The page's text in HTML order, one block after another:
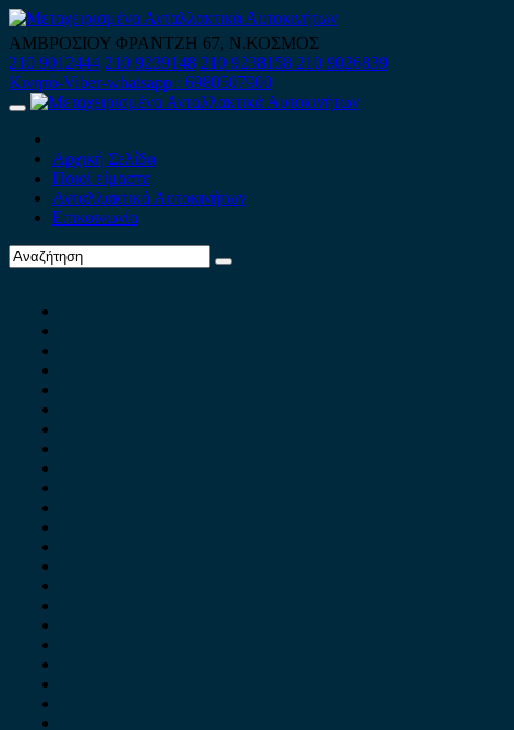
Skip
to
content
ΑΜΒΡΟΣΙΟΥ ΦΡΑΝΤΖΗ 67, Ν.ΚΟΣΜΟΣ
210 9012444 210 9239148 210 9238158 210 9026839
Κινητό-Viber-whatsapp : 6980507900
Primary
Αρχική Σελίδα
Ποιοί είμαστε
Ανταλλακτικά Αυτοκινήτων
Επικοινωνία